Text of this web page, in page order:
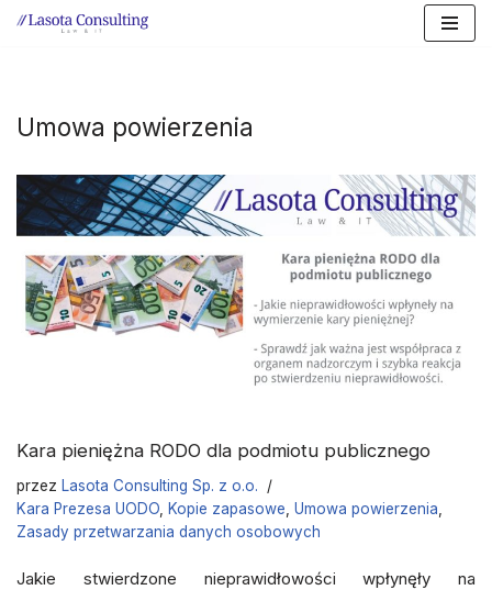
Umowa powierzenia
Kara pieniężna RODO dla podmiotu publicznego
przez Lasota Consulting Sp. z o.o.
Kara Prezesa UODO
Kopie zapasowe Umowa powierzenia
Zasady przetwarzania danych osobowych
Jakie stwierdzone nieprawidłowości wpłynęły na